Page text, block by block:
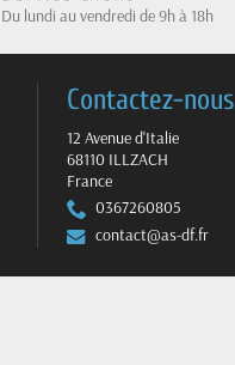
Du lundi au vendredi de 9h à 18h
Contactez-nous
12 Avenue d'Italie
68110 ILLZACH
France
0367260805
contact@as-df.fr